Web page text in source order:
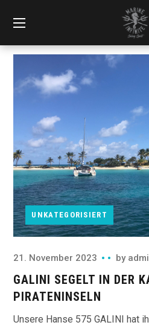
UNKATEGORISIERT
21. November 2023 by
GALINI SEGELT IN DER
PIRATENINSELN
Unsere Hanse 575 GALINI hat